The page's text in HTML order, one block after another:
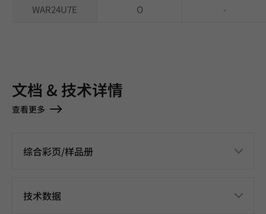
WAR24U7E O -
文档 & 技术详情
查看更多
综合彩页/样品册
技术数据